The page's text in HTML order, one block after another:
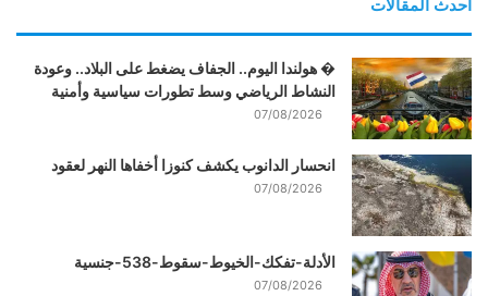
احدث المقالات
� هولندا اليوم.. الجفاف يضغط على البلاد.. وعودة
النشاط الرياضي وسط تطورات سياسية وأمنية
07/08/2026
انحسار الدانوب يكشف كنوزا أخفاها النهر لعقود
07/08/2026
الأدلة-تفكك-الخيوط-سقوط-538-جنسية
07/08/2026